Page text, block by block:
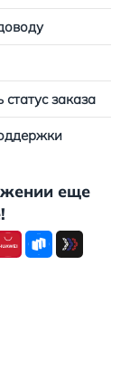
заказа
еще